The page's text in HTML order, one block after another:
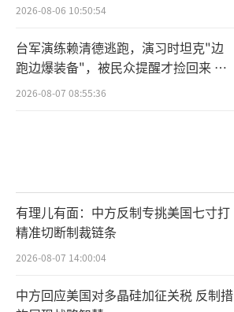
2026-08-06 10:50:54
台军演练赖清德逃跑，演习时坦克"边
跑边爆装备"，被民众提醒才捡回来 演
习状况频出引发关注
2026-08-07 08:55:36
有理儿有面：中方反制专挑美国七寸打
精准切断制裁链条
2026-08-07 14:00:04
中方回应美国对多晶硅加征关税 反制措